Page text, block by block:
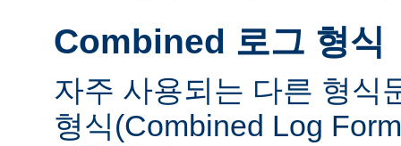
Combined 로그 형식
자주 사용되는 다른 형식
형식(Combined Log